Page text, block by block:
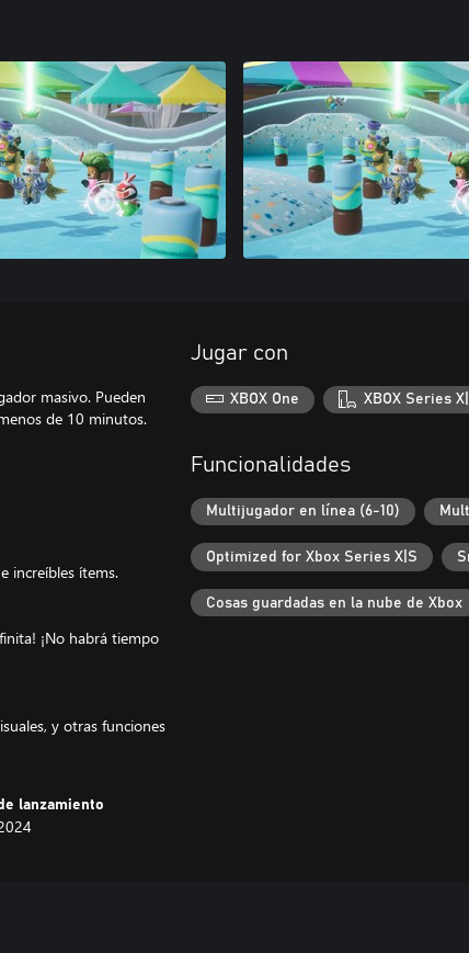
masivo. Pueden
de 10 minutos.
increíbles ítems.
¡No habrá tiempo
y otras funciones
lanzamiento
Jugar con
XBOX One XBOX Series
Funcionalidades
Multijugador en línea (6-10)
Optimized for Xbox Series X|S
Cosas guardadas en la nube de Xbox